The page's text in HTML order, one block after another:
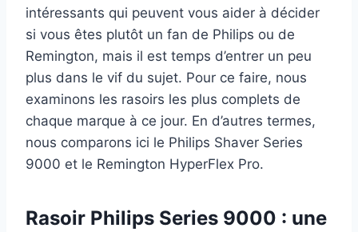
intéressants qui peuvent vous aider à décider
si vous êtes plutôt un fan de Philips ou de
Remington, mais il est temps d’entrer un peu
plus dans le vif du sujet. Pour ce faire, nous
examinons les rasoirs les plus complets de
chaque marque à ce jour. En d’autres termes,
nous comparons ici le Philips Shaver Series
9000 et le Remington HyperFlex Pro.
Rasoir Philips Series 9000 : une